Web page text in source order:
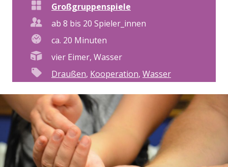
Großgruppenspiele
ab 8 bis 20 Spieler_innen
ca. 20 Minuten
vier Eimer, Wasser
Draußen, Kooperation, Wasser